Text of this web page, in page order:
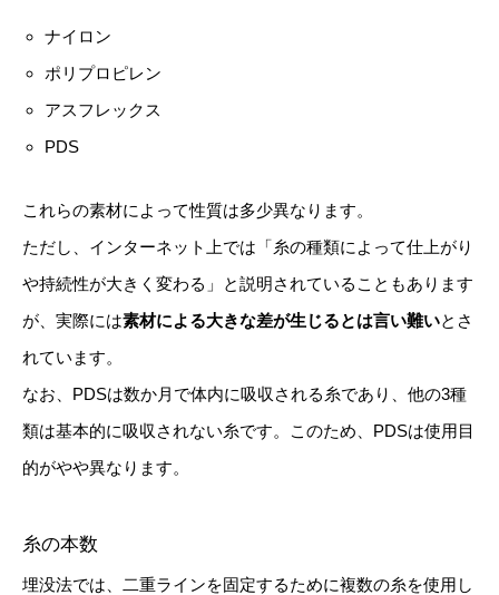
ナイロン
ポリプロピレン
アスフレックス
PDS
これらの素材によって性質は多少異なります。
ただし、インターネット上では「糸の種類によって仕上がり
や持続性が大きく変わる」と説明されていることもあります
が、実際には素材による大きな差が生じるとは言い難いとさ
れています。
なお、PDSは数か月で体内に吸収される糸であり、他の3種
類は基本的に吸収されない糸です。このため、PDSは使用目
的がやや異なります。
糸の本数
埋没法では、二重ラインを固定するために複数の糸を使用し